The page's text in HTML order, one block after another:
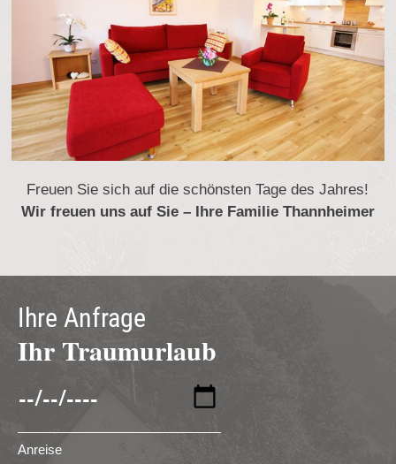
Freuen Sie sich auf die schönsten Tage des Jahres!
Wir freuen uns auf Sie – Ihre Familie Thannheimer
Ihre Anfrage
Ihr Traumurlaub
Anreise